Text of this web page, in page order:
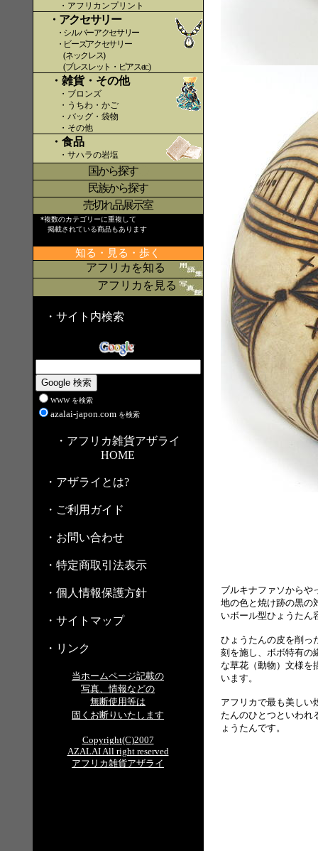
・アフリカンプリント
・アクセサリー
・シルバーアクセサリー
・ビーズアクセサリー
(ネックレス)
(ブレスレット・ピアスetc.)
・雑貨・その他
・ブロンズ
・うちわ・かご
・バッグ・袋物
・その他
・食品
・サハラの岩塩
国から探す〇
民族から探す
売切れ品展示室
*複数のカテゴリーに重複して
掲載されている商品もあります
知る・見る・歩く
アフリカを知る
アフリカを見る
・サイト内検索
WWW を検索
azalai-japon.com を検索
・アフリカ雑貨アザライ
HOME
・アザライとは?
・ご利用ガイド
・お問い合わせ
・特定商取引法表示
・個人情報保護方針
・サイトマップ
・リンク
当ホームページ記載の
写真、情報などの
無断使用等は
固くお断りいたします
Copyright(C)2007
AZALAI All right reserved
アフリカ雑貨アザライ
ブルキナファソからや
地の色と焼け跡の黒の
いボール型ひょうたん
ひょうたんの皮を削っ
刻を施し、ボボ特有の
な草花（動物）文様を
います。
アフリカで最も美しい
たんのひとつといわれ
ょうたんです。